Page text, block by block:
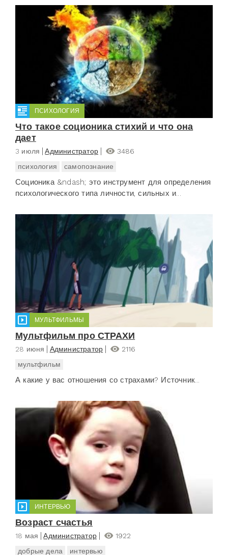
ПСИХОЛОГИЯ
Что такое соционика стихий и что она
дает
3 июля Администратор
3486
психология
самопознание
Соционика &ndash; это инструмент для определения
психологического типа личности, сильных и...
МУЛЬТФИЛЬМЫ
Мультфильм про СТРАХИ
28 июня Администратор
2116
мультфильм
А какие у вас отношения со страхами? Источник...
ИНТЕРВЬЮ
Возраст счастья
18 мая Администратор
1922
добрые дела
интервью